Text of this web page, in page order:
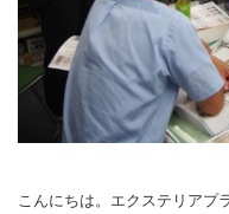
こんにちは。エクステリアプ